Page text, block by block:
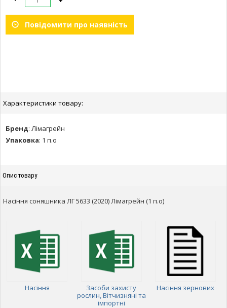
Повідомити про наявність
Характеристики товару:
Бренд: Лімагрейн
Упаковка: 1 п.о
Опис товару
Насіння соняшника ЛГ 5633 (2020) Лімагрейн (1 п.о)
Насіння
Засоби захисту
рослин, Вітчизняні та
імпортні
Насіння зернових